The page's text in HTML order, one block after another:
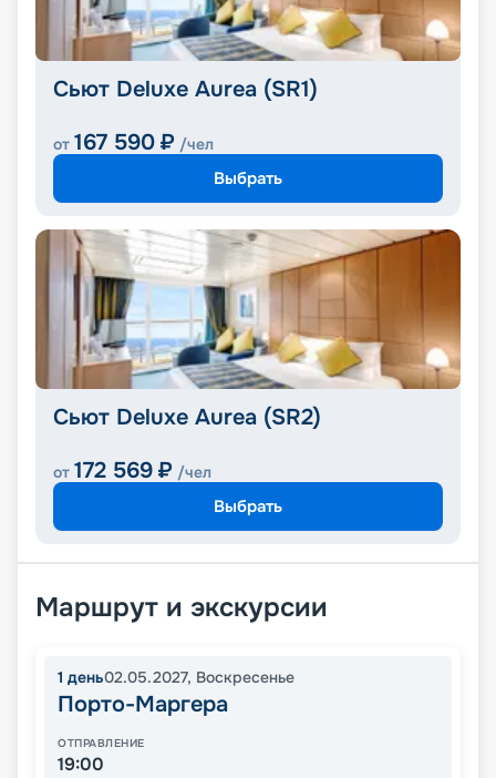
Сьют Deluxe Aurea (SR1)
от 167 590 ₽ /чел
Выбрать
Сьют Deluxe Aurea (SR2)
от 172 569 ₽ /чел
Выбрать
Маршрут и экскурсии
1 день02.05.2027, Воскресенье
Порто-Маргера
ОТПРАВЛЕНИЕ
19:00